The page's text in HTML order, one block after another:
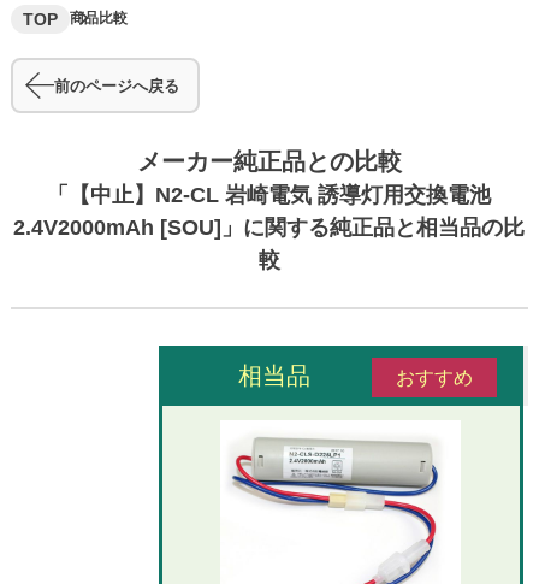
TOP 商品比較
前のページへ戻る
メーカー純正品との比較
「【中止】N2-CL 岩崎電気 誘導灯用交換電池
2.4V2000mAh [SOU]」に関する純正品と相当品の比
較
相当品 おすすめ